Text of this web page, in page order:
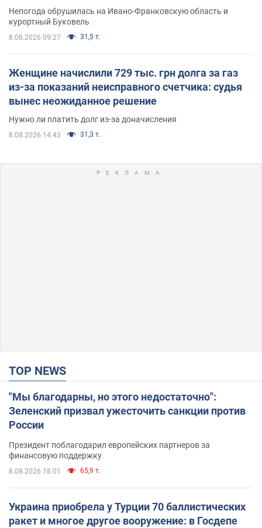
Непогода обрушилась на Ивано-Франковскую область и
курортный Буковель
8.08.2026 09:27 31,5 т.
Женщине начислили 729 тыс. грн долга за газ
из-за показаний неисправного счетчика: судья
вынес неожиданное решение
Нужно ли платить долг из-за доначисления
8.08.2026 14:43 31,3 т.
TOP NEWS
"Мы благодарны, но этого недостаточно":
Зеленский призвал ужесточить санкции против
России
Президент поблагодарил европейских партнеров за
финансовую поддержку
8.08.2026 18:01 65,9 т.
Украина приобрела у Турции 70 баллистических
ракет и многое другое вооружение: в Госдепе